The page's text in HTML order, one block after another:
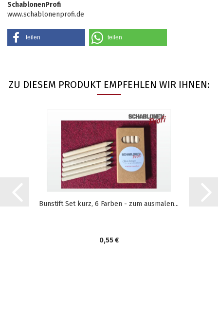
SchablonenProfi
www.schablonenprofi.de
teilen teilen
ZU DIESEM PRODUKT EMPFEHLEN WIR IHNEN:
Bunstift Set kurz, 6 Farben - zum ausmalen...
0,55 €